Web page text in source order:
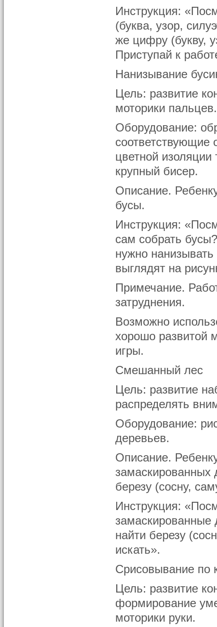
Инструкция:
(буква, узор,
же цифру (букву,
Приступай к
Нанизывание
Цель: развитие
моторики пальцев.
Оборудование:
соответствующие
цветной
крупный бисер.
Описание.
бусы.
Инструкция:
сам собрать
нужно нанизывать
выглядят на
Примечание.
затруднения.
Возможно
хорошо развитой
игры.
Смешанный лес
Цель: развитие
распределять
Оборудование:
деревьев.
Описание.
замаскированных
березу (сосну,
Инструкция:
замаскированные
найти березу
искать».
Срисовывание по
Цель: развитие
формирование
моторики руки.